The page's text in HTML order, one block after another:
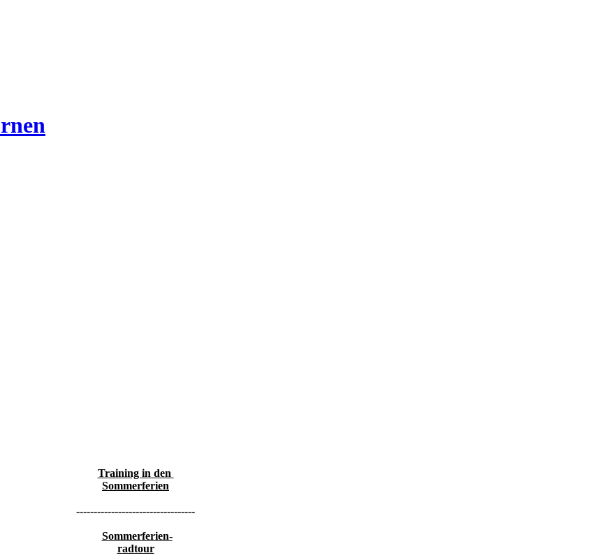
Training in den
Sommerferien
----------------------------------
Sommerferien-
radtour